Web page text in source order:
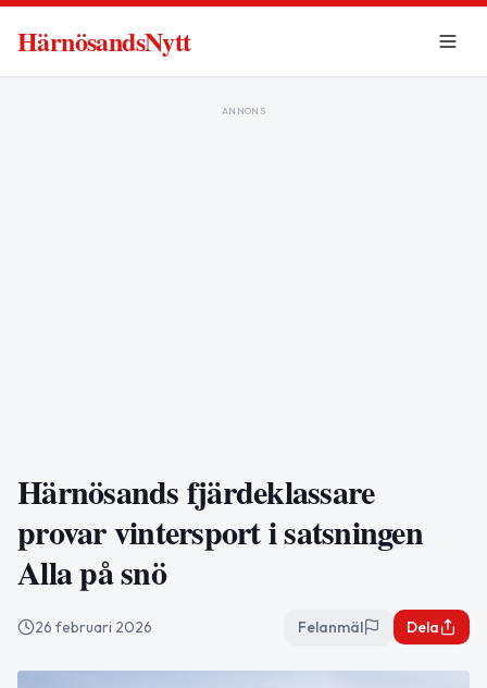
HärnösandsNytt
ANNONS
Härnösands fjärdeklassare
provar vintersport i satsningen
Alla på snö
26 februari 2026 Felanmäl Dela